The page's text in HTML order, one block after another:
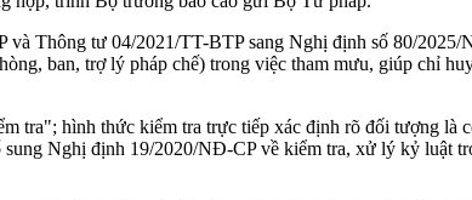
Thông tư 04/2021/TT-BTP sang Nghị định số 80/2025/
ban, trợ lý pháp chế) trong việc tham mưu, giúp chỉ
tra"; hình thức kiểm tra trực tiếp xác định rõ đối tượng là
Nghị định 19/2020/NĐ-CP về kiểm tra, xử lý kỷ luật